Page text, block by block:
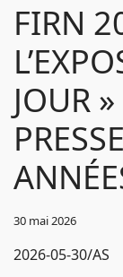
FIRN
JOUR
30 mai 2026
2026-05-30/AS